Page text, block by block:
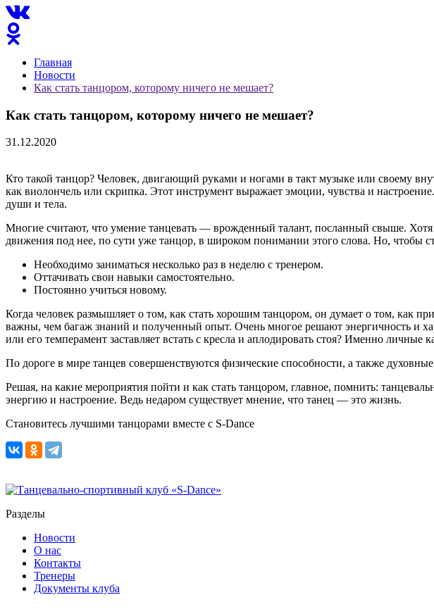
Главная
Новости
Как стать танцором, которому ничего не мешает?
Как стать танцором, которому ничего не мешает?
31.12.2020
Кто такой танцор? Человек, двигающий руками и ногами в такт музыке или своему
как виолончель или скрипка. Этот инструмент выражает эмоции, чувства и
души и тела.
Многие считают, что умение танцевать — врожденный талант, посланный свыше.
движения под нее, по сути уже танцор, в широком понимании этого слова. Но, чтобы
Необходимо заниматься несколько раз в неделю с тренером.
Оттачивать свои навыки самостоятельно.
Постоянно учиться новому.
Когда человек размышляет о том, как стать хорошим танцором, он думает о том, как
важны, чем багаж знаний и полученный опыт. Очень многое решают энергичность и
или его темперамент заставляет встать с кресла и аплодировать стоя? Именно
По дороге в мире танцев совершенствуются физические способности, а также
Решая, на какие мероприятия пойти и как стать танцором, главное, помнить:
энергию и настроение. Ведь недаром существует мнение, что танец — это жизнь.
Становитесь лучшими танцорами вместе с S-Dance
Разделы
Новости
О нас
Контакты
Тренеры
Документы клуба